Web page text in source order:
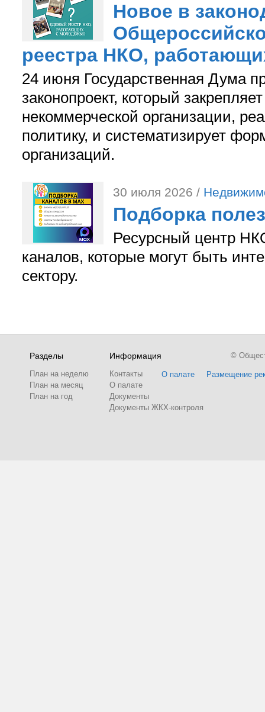
Новое в
реестра НКО,
24 июня Государственная Дума
законопроект, который
некоммерческой организации,
политику, и систематизирует
организаций.
30 июля 2026 /
Подборка
Ресурсный центр
каналов, которые могут быть
сектору.
Разделы
План на неделю
План на месяц
План на год
Информация
Контакты
О палате
Документы
Документы ЖКХ-контроля
О палате Размещение
©